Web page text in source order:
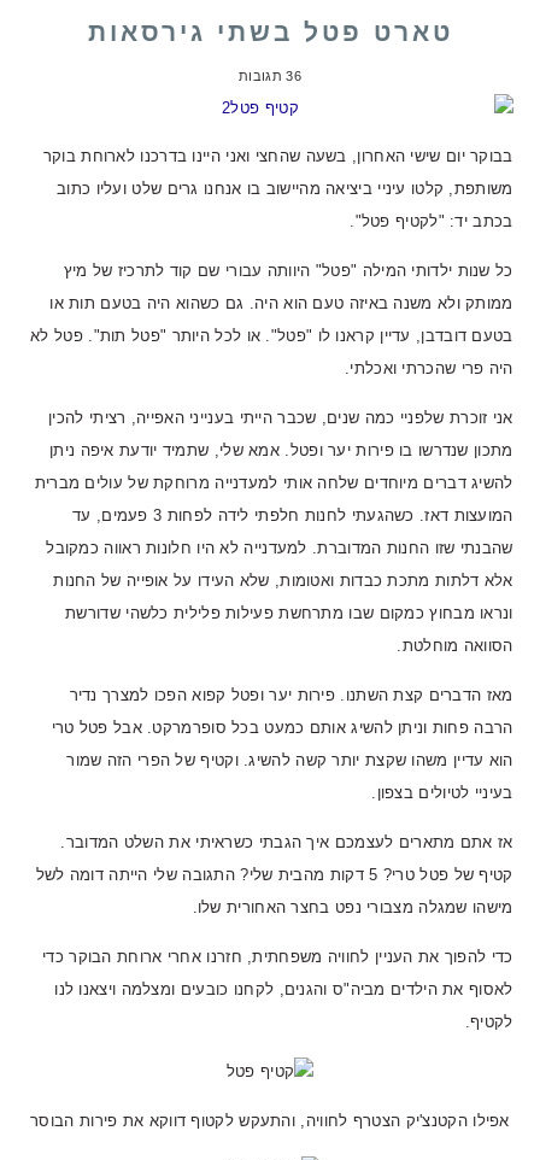
טארט פטל בשתי גירסאות
36 תגובות
בבוקר יום שישי האחרון, בשעה שהחצי ואני היינו בדרכנו לארוחת בוקר
משותפת, קלטו עיניי ביציאה מהיישוב בו אנחנו גרים שלט ועליו כתוב
בכתב יד: "לקטיף פטל".
כל שנות ילדותי המילה "פטל" היוותה עבורי שם קוד לתרכיז של מיץ
ממותק ולא משנה באיזה טעם הוא היה. גם כשהוא היה בטעם תות או
בטעם דובדבן, עדיין קראנו לו "פטל". או לכל היותר "פטל תות". פטל לא
היה פרי שהכרתי ואכלתי.
אני זוכרת שלפניי כמה שנים, שכבר הייתי בענייני האפייה, רציתי להכין
מתכון שנדרשו בו פירות יער ופטל. אמא שלי, שתמיד יודעת איפה ניתן
להשיג דברים מיוחדים שלחה אותי למעדנייה מרוחקת של עולים מברית
המועצות דאז. כשהגעתי לחנות חלפתי לידה לפחות 3 פעמים, עד
שהבנתי שזו החנות המדוברת. למעדנייה לא היו חלונות ראווה כמקובל
אלא דלתות מתכת כבדות ואטומות, שלא העידו על אופייה של החנות
ונראו מבחוץ כמקום שבו מתרחשת פעילות פלילית כלשהי שדורשת
הסוואה מוחלטת.
מאז הדברים קצת השתנו. פירות יער ופטל קפוא הפכו למצרך נדיר
הרבה פחות וניתן להשיג אותם כמעט בכל סופרמרקט. אבל פטל טרי
הוא עדיין משהו שקצת יותר קשה להשיג. וקטיף של הפרי הזה שמור
בעיניי לטיולים בצפון.
אז אתם מתארים לעצמכם איך הגבתי כשראיתי את השלט המדובר.
קטיף של פטל טרי? 5 דקות מהבית שלי? התגובה שלי הייתה דומה לשל
מישהו שמגלה מצבורי נפט בחצר האחורית שלו.
כדי להפוך את העניין לחוויה משפחתית, חזרנו אחרי ארוחת הבוקר כדי
לאסוף את הילדים מביה"ס והגנים, לקחנו כובעים ומצלמה ויצאנו לנו
לקטיף.
אפילו הקטנצ'יק הצטרף לחוויה, והתעקש לקטוף דווקא את פירות הבוסר